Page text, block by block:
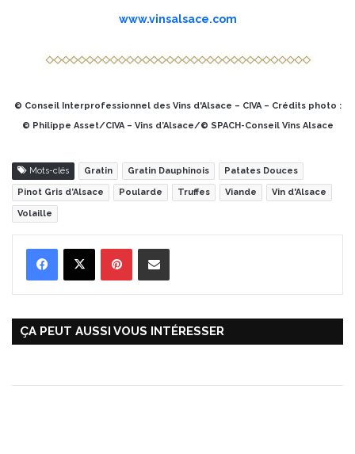
www.vinsalsace.com
© Conseil Interprofessionnel des Vins d'Alsace – CIVA – Crédits photo :
© Philippe Asset/CIVA – Vins d’Alsace/© SPACH-Conseil Vins Alsace
Mots-clés Gratin Gratin Dauphinois Patates Douces
Pinot Gris d’Alsace Poularde Truffes Viande Vin d'Alsace
Volaille
ÇA PEUT AUSSI VOUS INTÉRESSER